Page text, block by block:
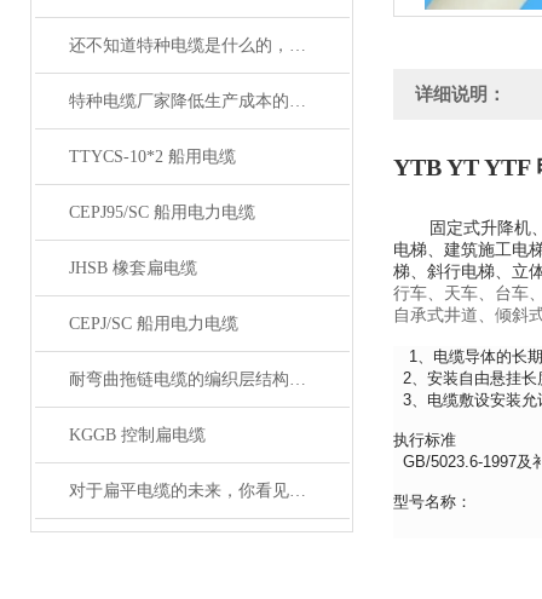
还不知道特种电缆是什么的，请看这里！
特种电缆厂家降低生产成本的合理手段
TTYCS-10*2 船用电缆
CEPJ95/SC 船用电力电缆
JHSB 橡套扁电缆
CEPJ/SC 船用电力电缆
耐弯曲拖链电缆的编织层结构有哪几种
KGGB 控制扁电缆
对于扁平电缆的未来，你看见希望了吗？
详细说明：
YTB YT YTF
固定式升降机
电梯、建筑施工电
梯、斜行电梯、立
行车、天车、台车
自承式井道、倾斜
1、电缆导体的长
2、安装自由悬挂
3、电缆敷设安装
执行标准
GB/5023.6-1997及
型号名称：